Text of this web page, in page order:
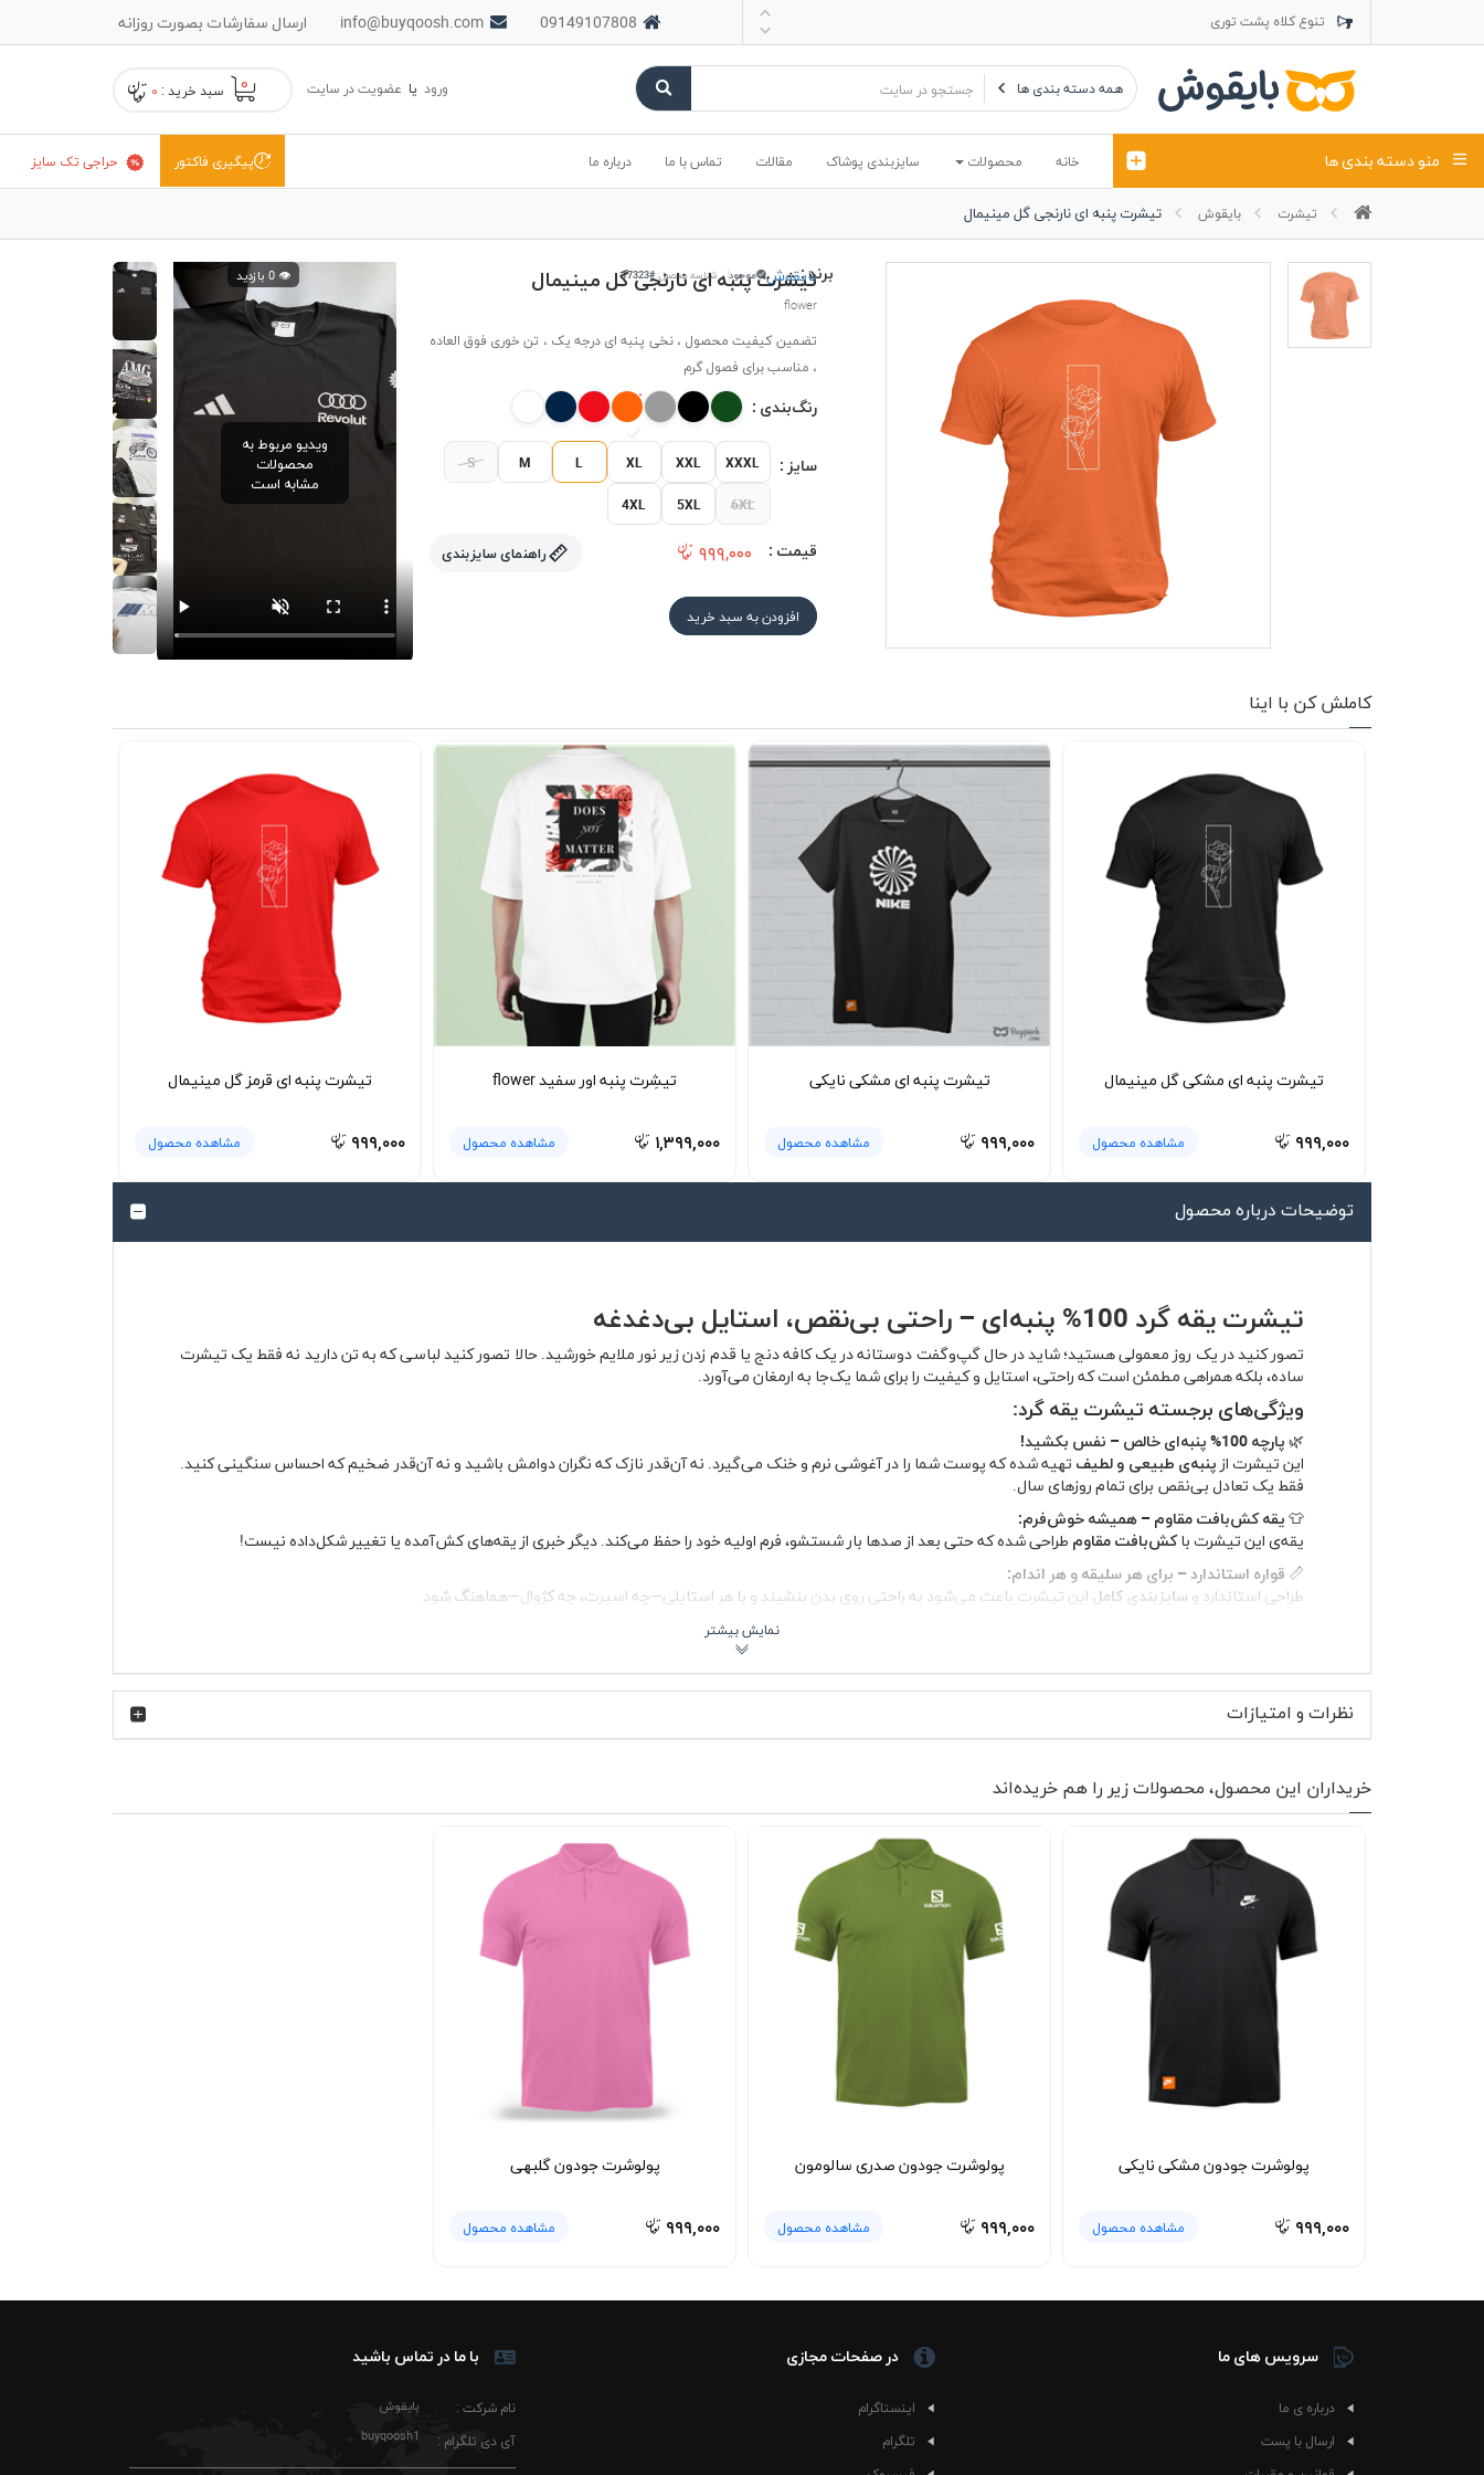
تنوع کلاه پشت توری
تنوع کلاه کتان
تنوع تراول ماک
ارسال سفارشات بصورت روزانه info@buyqoosh.com 09149107808
همه دسته بندی ها ۰ سبد خرید : ۰ ورود یا عضویت در سایت
حراجی تک سایز پیگیری فاکتور خانه محصولات سایزبندی پوشاک مقالات تماس با ما درباره ما منو دسته بندی ها
گردنی کلاه شو
تیشرت بایقوش تیشرت پنبه ای نارنجی گل مینیمال
تیشرت پنبه ای نارنجی گل مینیمال
flower
برند :بایقوش موجود شناسه محصول:#17323
تضمین کیفیت محصول ، نخی پنبه ای درجه یک ، تن خوری فوق العاده
، مناسب برای فصول گرم
رنگ‌بندی :
سایز : S M L XL XXL XXXL
4XL 5XL 6XL
قیمت : ۹۹۹,۰۰۰ راهنمای سایزبندی
افزودن به سبد خرید
👁️ 0 بازدید
ویدیو مربوط به
محصولات
مشابه است
کاملش کن با اینا
تیشرت پنبه ای مشکی گل مینیمال
۹۹۹,۰۰۰ مشاهده محصول
تیشرت پنبه ای مشکی نایکی
۹۹۹,۰۰۰ مشاهده محصول
تیشِرت پنبه اور سفید flower
۱,۳۹۹,۰۰۰ مشاهده محصول
تیشرت پنبه ای قرمز گل مینیمال
۹۹۹,۰۰۰ مشاهده محصول
توضیحات درباره محصول
تیشرت یقه گرد 100% پنبه‌ای – راحتی بی‌نقص، استایل بی‌دغدغه
تصور کنید در یک روز معمولی هستید؛ شاید در حال گپ‌وگفت دوستانه در یک کافه دنج یا قدم زدن زیر نور ملایم خورشید. حالا تصور کنید لباسی که به تن دارید نه فقط یک تیشرت
ساده، بلکه همراهی مطمئن است که راحتی، استایل و کیفیت را برای شما یک‌جا به ارمغان می‌آورد.
ویژگی‌های برجسته تیشرت یقه گرد:
🌿 پارچه 100% پنبه‌ای خالص – نفس بکشید!
این تیشرت از پنبه‌ی طبیعی و لطیف تهیه شده که پوست شما را در آغوشی نرم و خنک می‌گیرد. نه آن‌قدر نازک که نگران دوامش باشید و نه آن‌قدر ضخیم که احساس سنگینی کنید.
فقط یک تعادل بی‌نقص برای تمام روزهای سال.
👕 یقه کش‌بافت مقاوم – همیشه خوش‌فرم:
یقه‌ی این تیشرت باکش‌بافت مقاوم طراحی شده که حتی بعد از صدها بار شستشو، فرم اولیه خود را حفظ می‌کند. دیگر خبری از یقه‌های کش‌آمده یا تغییر شکل‌داده نیست!
📏 قواره استاندارد – برای هر سلیقه و هر اندام:
طراحی استاندارد و سایزبندی کامل این تیشرت باعث می‌شود به راحتی روی بدن بنشیند و با هر استایلی—چه اسپرت، چه کژوال—هماهنگ شود.
از طیف وسیعی از رنگ‌های زنده و شیک انتخاب کنید. چه طرفدار رنگ‌های کلاسیک باشید، چه دنبال تنالیته‌های خاص، این تیشرت همیشه یک گزینه‌ی جذاب برای شما دارد.
این تیشرت به راحتی قابل شستشو است و بدون نگرانی از تغییر رنگ یا سایز، همیشه مثل روز اول تازه می‌ماند.
انتخاب کنید.
نظرات و امتیازات
خریداران این محصول، محصولات زیر را هم خریده‌اند
پولوشرت جودون مشکی نایکی
۹۹۹,۰۰۰ مشاهده محصول
پولوشرت جودون صدری سالومون
۹۹۹,۰۰۰ مشاهده محصول
پولوشرت جودون گلبهی
۹۹۹,۰۰۰ مشاهده محصول
سرویس های ما
درباره ی ما
ارسال با پست
در صفحات مجازی
اینستاگرام
تلگرام
با ما در تماس باشید
نام شرکت :
آی دی تلگرام :
بایقوش
buyqoosh1